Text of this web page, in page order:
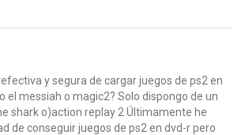
y segura de cargar juegos de ps2 en
el messiah o magic2? Solo dispongo de un
shark o)action replay 2 Últimamente he
de conseguir juegos de ps2 en dvd-r pero